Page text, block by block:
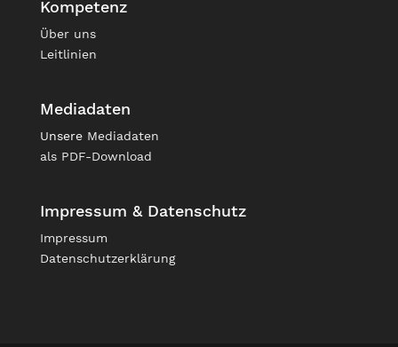
Kompetenz
Über uns
Leitlinien
Mediadaten
Unsere Mediadaten
als PDF-Download
Impressum & Datenschutz
Impressum
Datenschutzerklärung